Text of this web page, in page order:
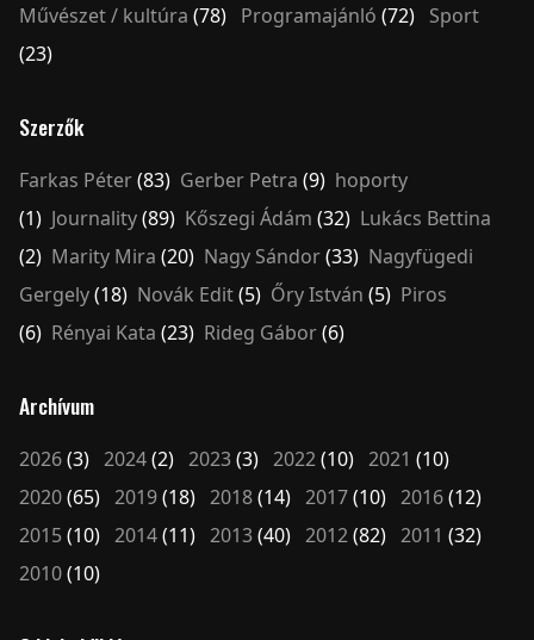
Művészet / kultúra (78) Programajánló (72) Sport
(23)
Szerzők
Farkas Péter(83) Gerber Petra (9) hoporty
(1) Journality(89) Kőszegi Ádám (32) Lukács Bettina
(2) Marity Mira (20) Nagy Sándor(33) Nagyfügedi
Gergely(18) Novák Edit(5) Őry István (5) Piros
(6) Rényai Kata (23) Rideg Gábor(6)
Archívum
2026(3) 2024(2) 2023(3) 2022(10) 2021 (10)
2020(65) 2019(18) 2018(14) 2017(10) 2016(12)
2015(10) 2014(11) 2013(40) 2012(82) 2011 (32)
2010(10)